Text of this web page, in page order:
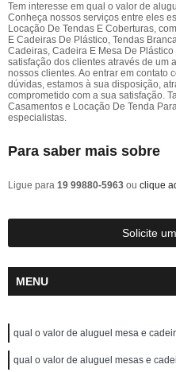
Tem interesse em qual o valor de
Conheça nossos serviços entre eles
Locação De Tendas E Coberturas,
E Cadeiras De Plástico, Tendas
Cadeiras, Cadeira E Mesa De
satisfação dos clientes através de um
nossos clientes. Ao entrar em contato
dúvidas, estamos à sua disposição,
comprometido com a sua satisfação.
Casamentos e Locação De Tenda
especialistas.
Para saber mais sobre
Ligue para 19 99880-5963 ou clique
Solicite
MENU
qual o valor de aluguel mesa e
qual o valor de aluguel mesas e